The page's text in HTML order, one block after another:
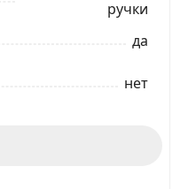
ручки
да
нет